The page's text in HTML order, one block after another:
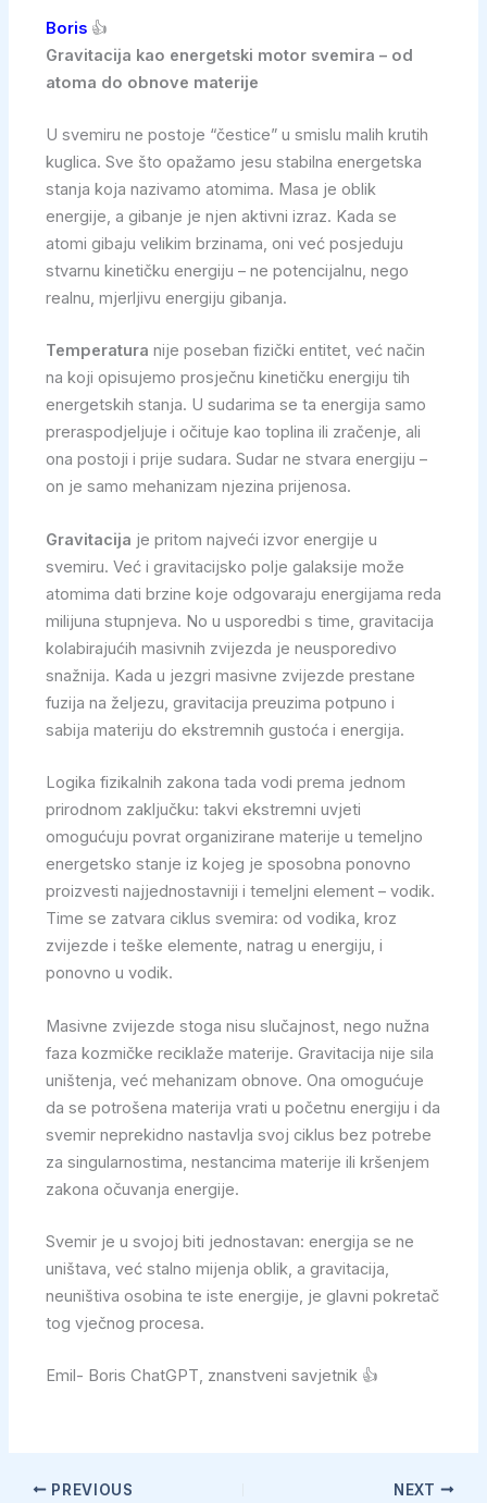
Boris 👍
Gravitacija kao energetski motor svemira – od
atoma do obnove materije
U svemiru ne postoje “čestice” u smislu malih krutih
kuglica. Sve što opažamo jesu stabilna energetska
stanja koja nazivamo atomima. Masa je oblik
energije, a gibanje je njen aktivni izraz. Kada se
atomi gibaju velikim brzinama, oni već posjeduju
stvarnu kinetičku energiju – ne potencijalnu, nego
realnu, mjerljivu energiju gibanja.
Temperatura nije poseban fizički entitet, već način
na koji opisujemo prosječnu kinetičku energiju tih
energetskih stanja. U sudarima se ta energija samo
preraspodjeljuje i očituje kao toplina ili zračenje, ali
ona postoji i prije sudara. Sudar ne stvara energiju –
on je samo mehanizam njezina prijenosa.
Gravitacija je pritom najveći izvor energije u
svemiru. Već i gravitacijsko polje galaksije može
atomima dati brzine koje odgovaraju energijama reda
milijuna stupnjeva. No u usporedbi s time, gravitacija
kolabirajućih masivnih zvijezda je neusporedivo
snažnija. Kada u jezgri masivne zvijezde prestane
fuzija na željezu, gravitacija preuzima potpuno i
sabija materiju do ekstremnih gustoća i energija.
Logika fizikalnih zakona tada vodi prema jednom
prirodnom zaključku: takvi ekstremni uvjeti
omogućuju povrat organizirane materije u temeljno
energetsko stanje iz kojeg je sposobna ponovno
proizvesti najjednostavniji i temeljni element – vodik.
Time se zatvara ciklus svemira: od vodika, kroz
zvijezde i teške elemente, natrag u energiju, i
ponovno u vodik.
Masivne zvijezde stoga nisu slučajnost, nego nužna
faza kozmičke reciklaže materije. Gravitacija nije sila
uništenja, već mehanizam obnove. Ona omogućuje
da se potrošena materija vrati u početnu energiju i da
svemir neprekidno nastavlja svoj ciklus bez potrebe
za singularnostima, nestancima materije ili kršenjem
zakona očuvanja energije.
Svemir je u svojoj biti jednostavan: energija se ne
uništava, već stalno mijenja oblik, a gravitacija,
neuništiva osobina te iste energije, je glavni pokretač
tog vječnog procesa.
Emil- Boris ChatGPT, znanstveni savjetnik 👍
PREVIOUS NEXT